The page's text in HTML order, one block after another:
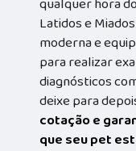
Latidos e
moderna e
para realizar
diagnósticos
deixe para
cotação e
que seu pet